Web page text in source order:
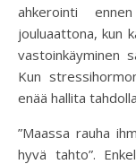
ahkerointi
jouluaattona, kun
vastoinkäyminen
Kun
enää hallita
”Maassa rauha
hyvä tahto”.